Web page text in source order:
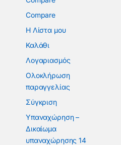
Compare
Η Λίστα μου
Καλάθι
Λογαριασμός
Ολοκλήρωση
παραγγελίας
Σύγκριση
Υπαναχώρηση –
Δικαίωμα
υπαναχώρησης 14